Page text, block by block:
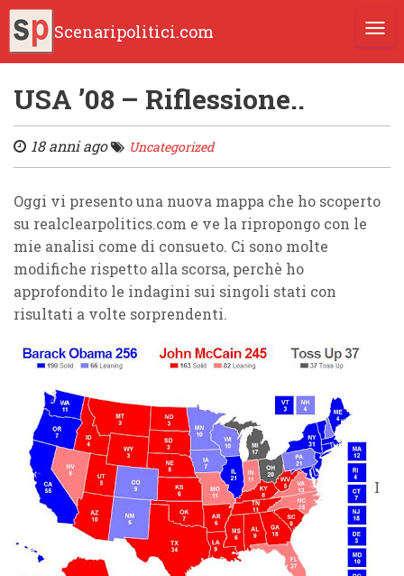
Scenaripolitici.com
USA ’08 – Riflessione..
18 anni ago Uncategorized
Oggi vi presento una nuova mappa che ho scoperto
su realclearpolitics.com e ve la ripropongo con le
mie analisi come di consueto. Ci sono molte
modifiche rispetto alla scorsa, perchè ho
approfondito le indagini sui singoli stati con
risultati a volte sorprendenti.
I